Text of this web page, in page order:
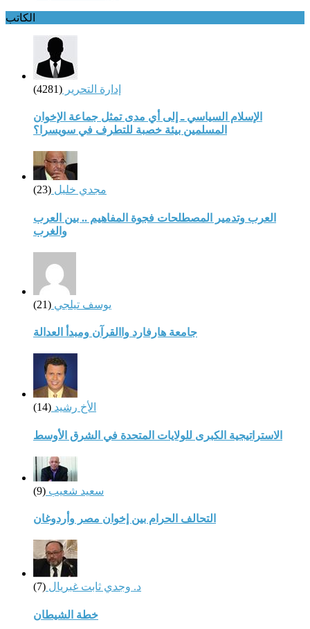
الكاتب
إدارة التحرير (4281)
الإسلام السياسي ـ إلى أي مدى تمثل جماعة الإخوان
المسلمين بيئة خصبة للتطرف في سويسرا؟
مجدي خليل (23)
العرب وتدمير المصطلحات فجوة المفاهيم .. بين العرب
والغرب
يوسف تيلجي (21)
جامعة هارفارد واالقرآن ومبدأ العدالة
الأخ رشيد (14)
الاستراتيجية الكبرى للولايات المتحدة في الشرق الأوسط
سعيد شعيب (9)
التحالف الحرام بين إخوان مصر وأردوغان
د. وجدي ثابت غبريال (7)
خطة الشيطان